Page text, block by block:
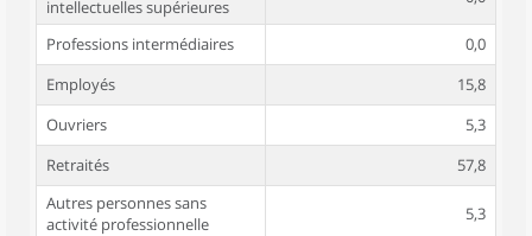
intellectuelles supérieures
Professions intermédiaires
0,0
Employés
15,8
Ouvriers
5,3
Retraités
57,8
Autres personnes sans
activité professionnelle
5,3